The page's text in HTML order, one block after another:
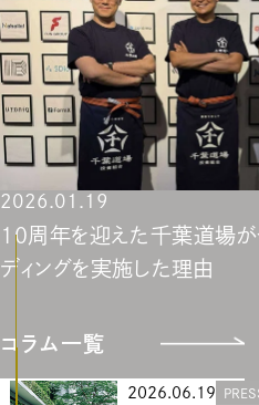
2026.01.19
10周年を迎えた千葉道場が
ディングを実施した理由
コラム一覧
2026.06.19